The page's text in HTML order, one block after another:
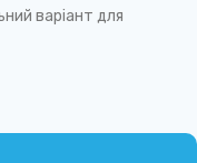
варіант для